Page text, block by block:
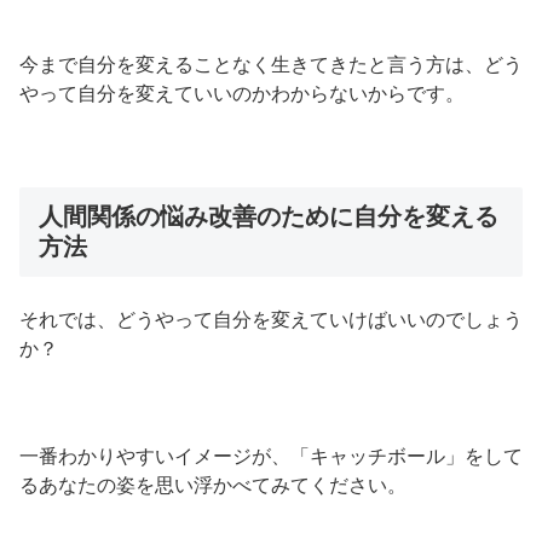
今まで自分を変えることなく生きてきたと言う方は、どう
やって自分を変えていいのかわからないからです。
人間関係の悩み改善のために自分を変える
方法
それでは、どうやって自分を変えていけばいいのでしょう
か？
一番わかりやすいイメージが、「キャッチボール」をして
るあなたの姿を思い浮かべてみてください。